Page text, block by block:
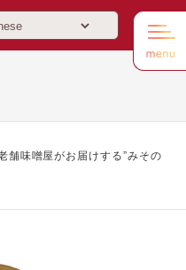
舗味噌屋がお届けする”みその